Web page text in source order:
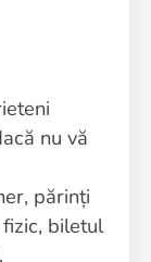
nu vă
părinți
biletul